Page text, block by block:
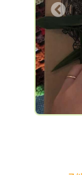
菜を発
すので